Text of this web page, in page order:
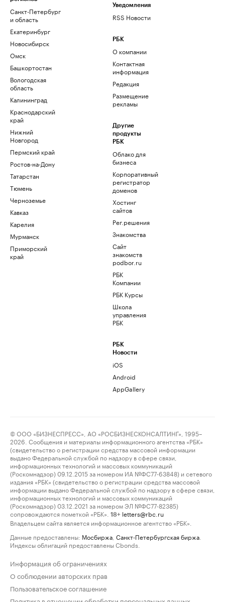
Санкт-Петербург
и область
Екатеринбург
Новосибирск
Омск
Башкортостан
Вологодская
область
Калининград
Краснодарский
край
Нижний
Новгород
Пермский край
Ростов-на-Дону
Татарстан
Тюмень
Черноземье
Кавказ
Карелия
Мурманск
Приморский
край
Уведомления
RSS Новости
РБК
О компании
Контактная
информация
Редакция
Размещение
рекламы
Другие
продукты
РБК
Облако для
бизнеса
Корпоративный
регистратор
доменов
Хостинг
сайтов
Рег.решения
Знакомства
Сайт
знакомств
podbor.ru
РБК
Компании
РБК Курсы
Школа
управления
РБК
РБК
Новости
iOS
Android
AppGallery
© ООО «БИЗНЕСПРЕСС», АО «РОСБИЗНЕСКОНСАЛТИНГ», 1995–
2026. Сообщения и материалы информационного агентства «РБК»
(свидетельство о регистрации средства массовой информации
выдано Федеральной службой по надзору в сфере связи,
информационных технологий и массовых коммуникаций
(Роскомнадзор) 09.12.2015 за номером ИА №ФС77-63848) и сетевого
издания «РБК» (свидетельство о регистрации средства массовой
информации выдано Федеральной службой по надзору в сфере связи,
информационных технологий и массовых коммуникаций
(Роскомнадзор) 03.12.2021 за номером ЭЛ №ФС77-82385)
сопровождаются пометкой «РБК».
18+ letters@rbc.ru
Владельцем сайта является информационное агентство «РБК».
Данные предоставлены: Мосбиржа Санкт-Петербургская биржа
Индексы облигаций предоставлены Cbonds.
Информация об ограничениях
О соблюдении авторских прав
Пользовательское соглашение